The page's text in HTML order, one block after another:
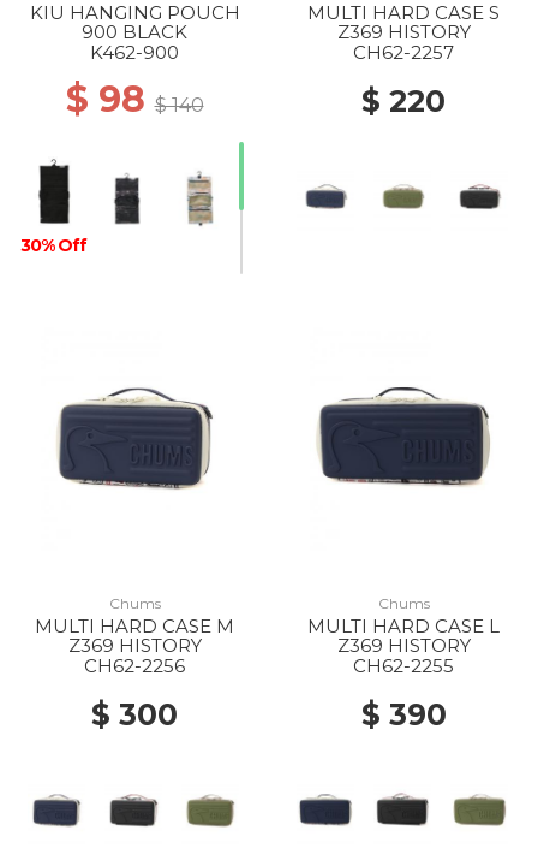
KIU HANGING POUCH
900 BLACK
K462-900
$ 98$ 140
30% Off
MULTI HARD CASE S
Z369 HISTORY
CH62-2257
$ 220
Chums
MULTI HARD CASE M
Z369 HISTORY
CH62-2256
$ 300
Chums
MULTI HARD CASE L
Z369 HISTORY
CH62-2255
$ 390